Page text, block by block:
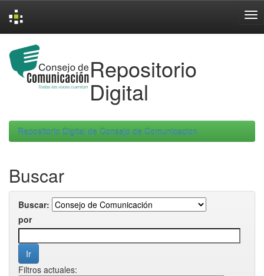
navigation
Repositorio
Digital
Repositorio Digital de Consejo de Comunicacion
Buscar
Buscar:
por
Filtros actuales: